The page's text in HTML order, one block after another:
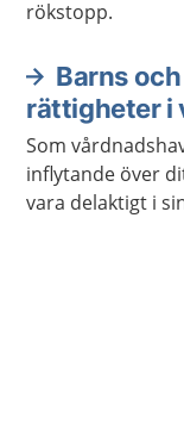
rökstopp.
Barns
rättigheter i
Som
inflytande över
vara delaktigt i